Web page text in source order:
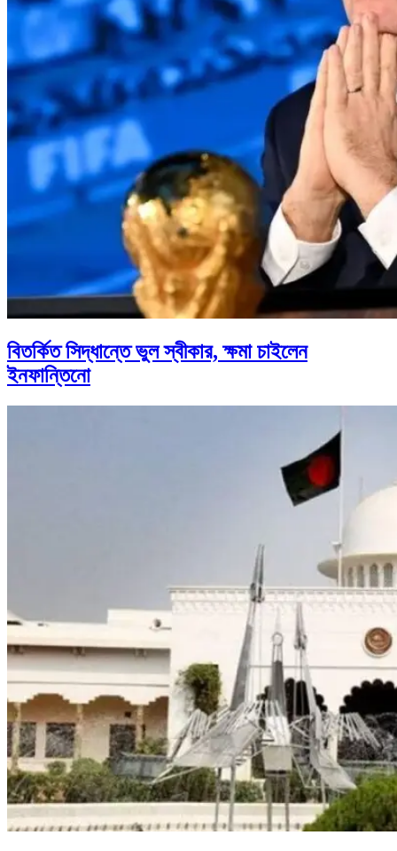
বিতর্কিত সিদ্ধান্তে ভুল স্বীকার, ক্ষমা চাইলেন
ইনফান্তিনো